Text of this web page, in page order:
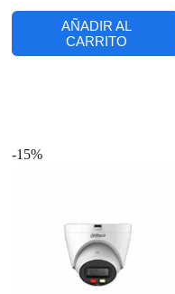
AÑADIR AL
CARRITO
-15%